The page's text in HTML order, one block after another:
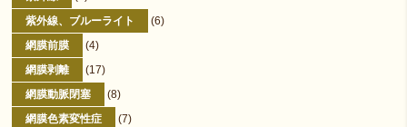
紫外線、ブルーライト
(6)
網膜前膜
(4)
網膜剥離
(17)
網膜動脈閉塞
(8)
網膜色素変性症
(7)